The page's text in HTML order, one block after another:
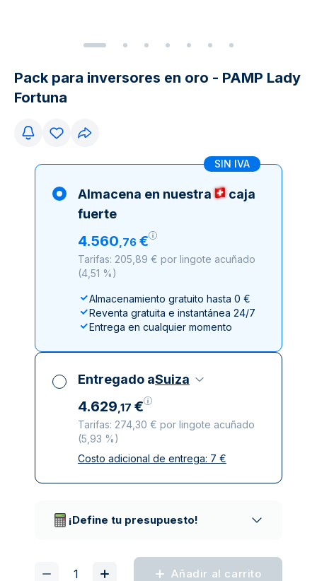
Pack para inversores en oro - PAMP Lady
Fortuna
SIN IVA
Almacena en nuestra
caja
fuerte
4.560,76 €
Tarifas: 205,89 € por lingote acuñado
(4,51 %)
Almacenamiento gratuito hasta 0 €
Reventa gratuita e instantánea 24/7
Entrega en cualquier momento
Entregado aSuiza
4.629,17 €
Tarifas: 274,30 € por lingote acuñado
(5,93 %)
Impuestos incluidos
Costo adicional de entrega: 7 €
¡Define tu presupuesto!
Añadir al carrito